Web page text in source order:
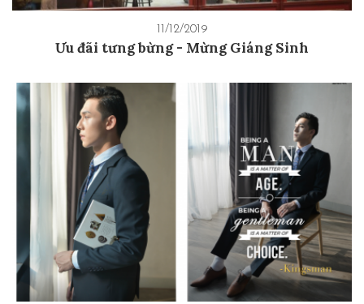
11/12/2019
Ưu đãi tưng bừng - Mừng Giáng Sinh